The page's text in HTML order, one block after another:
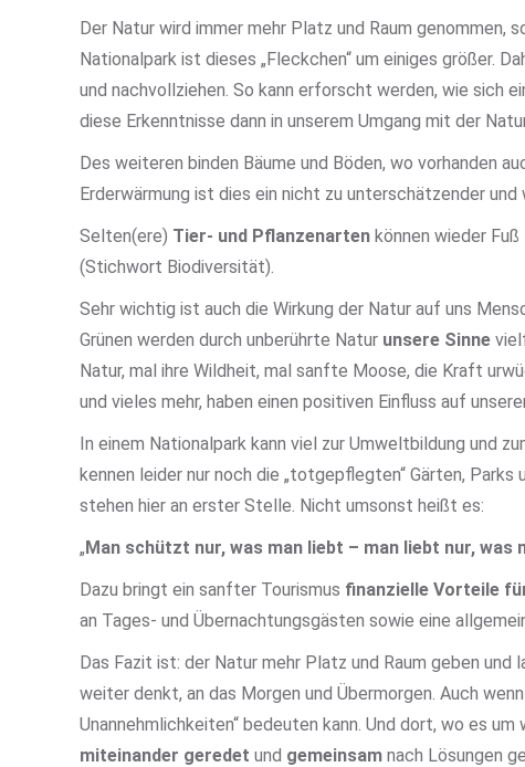
Der Natur wird immer mehr Platz und Raum genommen,
Nationalpark ist dieses „Fleckchen“ um einiges größer.
und nachvollziehen. So kann erforscht werden, wie sich
diese Erkenntnisse dann in unserem Umgang mit der
Des weiteren binden Bäume und Böden, wo vorhanden
Erderwärmung ist dies ein nicht zu unterschätzender und
Selten(ere) Tier- und Pflanzenarten können wieder
(Stichwort Biodiversität).
Sehr wichtig ist auch die Wirkung der Natur auf uns
Grünen werden durch unberührte Natur unsere Sinne
Natur, mal ihre Wildheit, mal sanfte Moose, die Kraft
und vieles mehr, haben einen positiven Einfluss auf
In einem Nationalpark kann viel zur Umweltbildung und
kennen leider nur noch die „totgepflegten“ Gärten,
stehen hier an erster Stelle. Nicht umsonst heißt es:
„Man schützt nur, was man liebt – man liebt nur, was
Dazu bringt ein sanfter Tourismus finanzielle Vorteile
an Tages- und Übernachtungsgästen sowie eine
Das Fazit ist: der Natur mehr Platz und Raum geben und
weiter denkt, an das Morgen und Übermorgen. Auch
Unannehmlichkeiten“ bedeuten kann. Und dort, wo es
miteinander geredet und gemeinsam nach Lösungen